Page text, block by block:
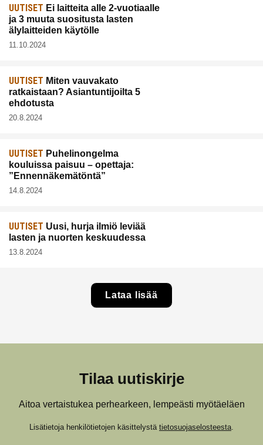
UUTISET Ei laitteita alle 2-vuotiaalle
ja 3 muuta suositusta lasten
älylaitteiden käytölle
11.10.2024
UUTISET Miten vauvakato
ratkaistaan? Asiantuntijoilta 5
ehdotusta
20.8.2024
UUTISET Puhelinongelma
kouluissa paisuu – opettaja:
”Ennennäkemätöntä”
14.8.2024
UUTISET Uusi, hurja ilmiö leviää
lasten ja nuorten keskuudessa
13.8.2024
Lataa lisää
Tilaa uutiskirje
Aitoa vertaistukea perhearkeen, lempeästi myötäeläen
Lisätietoja henkilötietojen käsittelystä tietosuojaselosteesta.